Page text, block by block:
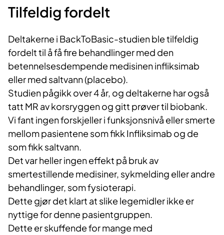
Tilfeldig fordelt
Deltakerne i BackToBasic-studien ble tilfeldig
fordelt til å få fire behandlinger med den
betennelsesdempende medisinen infliksimab
eller med saltvann (placebo).
Studien pågikk over 4 år, og deltakerne har også
tatt MR av korsryggen og gitt prøver til biobank.
Vi fant ingen forskjeller i funksjonsnivå eller smerte
mellom pasientene som fikk Infliksimab og de
som fikk saltvann.
Det var heller ingen effekt på bruk av
smertestillende medisiner, sykmelding eller andre
behandlinger, som fysioterapi.
Dette gjør det klart at slike legemidler ikke er
nyttige for denne pasientgruppen.
Dette er skuffende for mange med